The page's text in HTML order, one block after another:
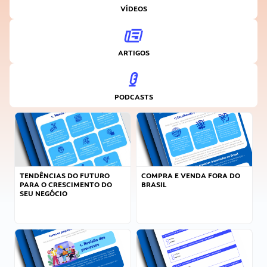
VÍDEOS
ARTIGOS
PODCASTS
TENDÊNCIAS DO FUTURO
PARA O CRESCIMENTO DO
SEU NEGÓCIO
COMPRA E VENDA FORA DO
BRASIL